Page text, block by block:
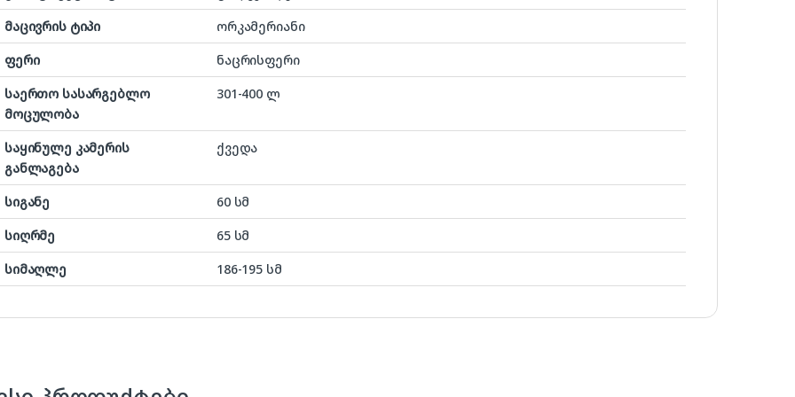
მაცივრის ტიპი
ორკამერიანი
ფერი
ნაცრისფერი
საერთო სასარგებლო
მოცულობა
301-400 ლ
საყინულე კამერის
განლაგება
ქვედა
სიგანე
60 სმ
სიღრმე
65 სმ
სიმაღლე
186-195 სმ